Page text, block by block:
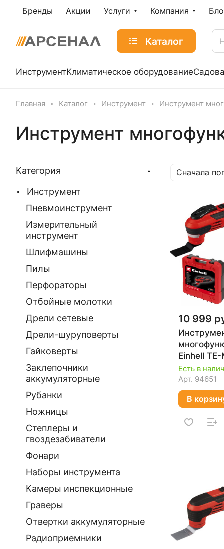
Бренды Акции Услуги Компания
Каталог
ИнструментКлиматическое оборудование
Главная Каталог Инструмент Инструмент
Инструмент
Сначала
10 999
Einhell
4465155
Есть в
Арт. 94651
В
Категория
Инструмент
Пневмоинструмент
Измерительный
инструмент
Шлифмашины
Пилы
Перфораторы
Отбойные молотки
Дрели сетевые
Дрели-шуруповерты
Гайковерты
Заклепочники
аккумуляторные
Рубанки
Ножницы
Степлеры и
гвоздезабиватели
Фонари
Наборы инструмента
Камеры инспекционные
Граверы
Отвертки аккумуляторные
Радиоприемники